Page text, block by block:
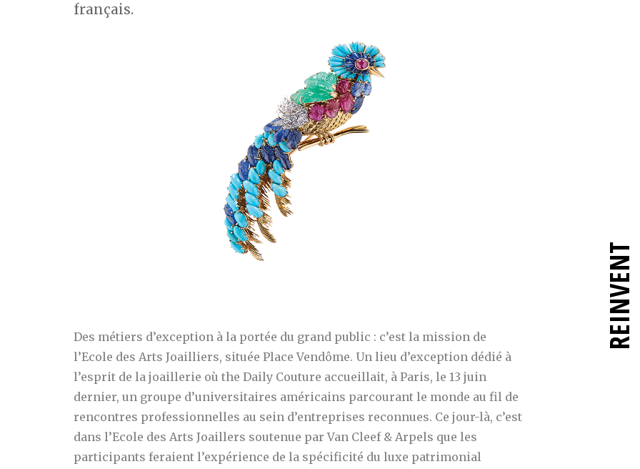
français.
Des métiers d’exception à la portée du grand public : c’est la mission de
l’Ecole des Arts Joailliers, située Place Vendôme. Un lieu d’exception dédié à
l’esprit de la joaillerie où the Daily Couture accueillait, à Paris, le 13 juin
dernier, un groupe d’universitaires américains parcourant le monde au fil de
rencontres professionnelles au sein d’entreprises reconnues. Ce jour-là, c’est
dans l’Ecole des Arts Joaillers soutenue par Van Cleef & Arpels que les
participants feraient l’expérience de la spécificité du luxe patrimonial
REINVENT